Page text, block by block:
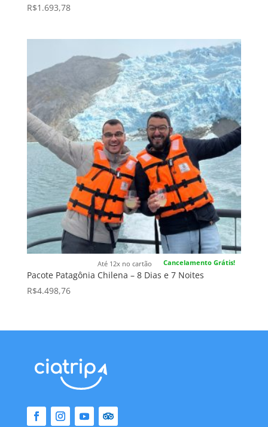
R$1.693,78
Até 12x no cartão Cancelamento Grátis!
Pacote Patagônia Chilena – 8 Dias e 7 Noites
R$4.498,76